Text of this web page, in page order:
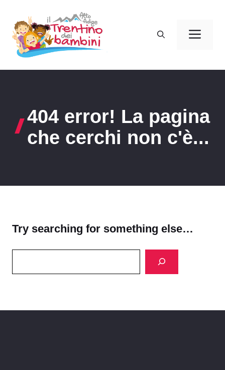
contenuto
404 error! La pagina
che cerchi non c'è...
Try searching for something else…